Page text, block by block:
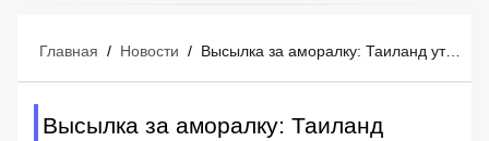
Главная / Новости / Высылка за аморалку: Таиланд утвердил новые правила мгновенной депортации туристов
Высылка за аморалку: Таиланд